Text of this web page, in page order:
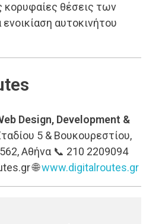
κορυφαίες θέσεις των
αυτοκινήτου
Design, Development &
5 & Βουκουρεστίου,
Αθήνα 📞 210 2209094
🌐www.digitalroutes.gr